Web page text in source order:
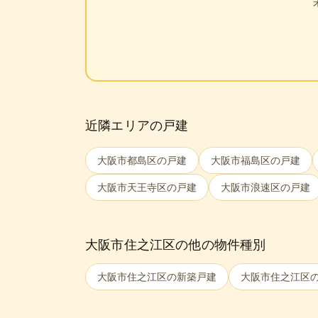
近隣エリアの戸建
大阪市都島区の戸建 大阪市福島区の戸建
大阪市天王寺区の戸建 大阪市浪速区の戸建
大阪市住之江区の他の物件種別
大阪市住之江区の新築戸建 大阪市住之江区